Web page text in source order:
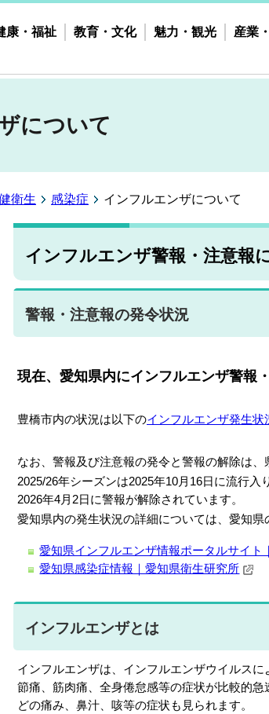
康・福祉 教育・文化 魅力・観光 産業
について
衛生 感染症 インフルエンザについて
インフルエンザ警報・注意報
警報・注意報の発令状況
現在、愛知県内にインフルエンザ警報
豊橋市内の状況は以下のインフルエンザ発生状
なお、警報及び注意報の発令と警報の解除は
2025/26年シーズンは2025年10月16日に流行入
2026年4月2日に警報が解除されています。
愛知県内の発生状況の詳細については、愛知県
愛知県インフルエンザ情報ポータルサイト
愛知県感染症情報｜愛知県衛生研究所
インフルエンザとは
インフルエンザは、インフルエンザウイルス
節痛、筋肉痛、全身倦怠感等の症状が比較的
どの痛み、鼻汁、咳等の症状も見られます。